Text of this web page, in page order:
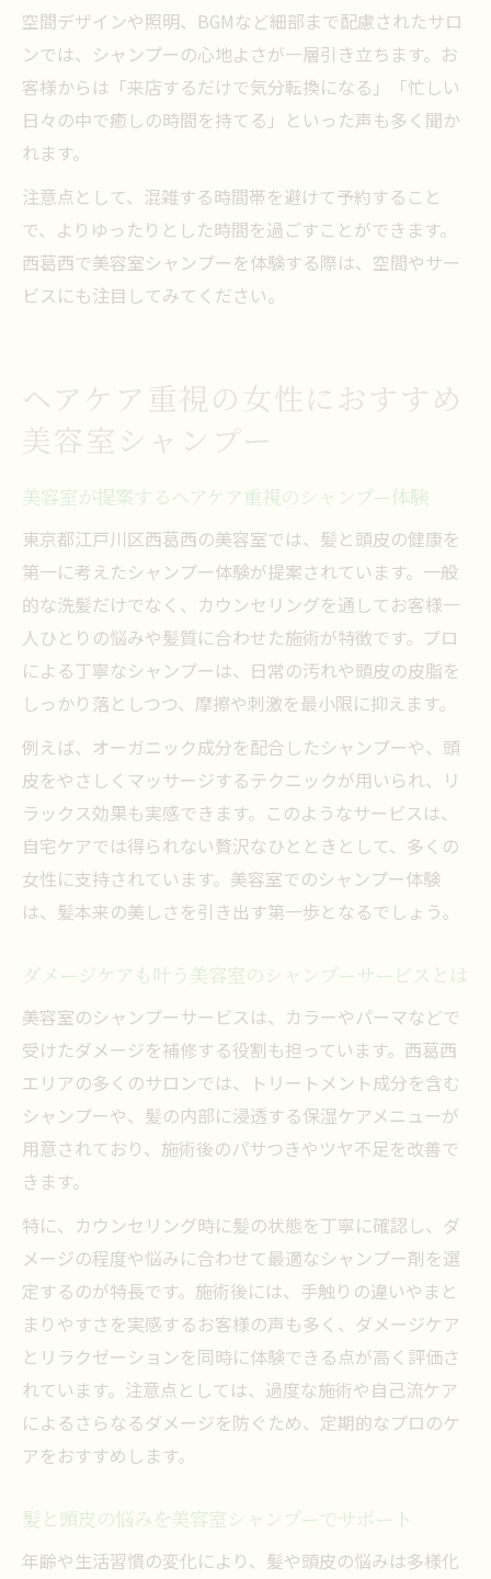
空間デザインや照明、BGMなど細部まで配慮されたサロ
ンでは、シャンプーの心地よさが一層引き立ちます。お
客様からは「来店するだけで気分転換になる」「忙しい
日々の中で癒しの時間を持てる」といった声も多く聞か
れます。
注意点として、混雑する時間帯を避けて予約すること
で、よりゆったりとした時間を過ごすことができます。
西葛西で美容室シャンプーを体験する際は、空間やサー
ビスにも注目してみてください。
ヘアケア重視の女性におすすめ
美容室シャンプー
美容室が提案するヘアケア重視のシャンプー体験
東京都江戸川区西葛西の美容室では、髪と頭皮の健康を
第一に考えたシャンプー体験が提案されています。一般
的な洗髪だけでなく、カウンセリングを通してお客様一
人ひとりの悩みや髪質に合わせた施術が特徴です。プロ
による丁寧なシャンプーは、日常の汚れや頭皮の皮脂を
しっかり落としつつ、摩擦や刺激を最小限に抑えます。
例えば、オーガニック成分を配合したシャンプーや、頭
皮をやさしくマッサージするテクニックが用いられ、リ
ラックス効果も実感できます。このようなサービスは、
自宅ケアでは得られない贅沢なひとときとして、多くの
女性に支持されています。美容室でのシャンプー体験
は、髪本来の美しさを引き出す第一歩となるでしょう。
ダメージケアも叶う美容室のシャンプーサービスとは
美容室のシャンプーサービスは、カラーやパーマなどで
受けたダメージを補修する役割も担っています。西葛西
エリアの多くのサロンでは、トリートメント成分を含む
シャンプーや、髪の内部に浸透する保湿ケアメニューが
用意されており、施術後のパサつきやツヤ不足を改善で
きます。
特に、カウンセリング時に髪の状態を丁寧に確認し、ダ
メージの程度や悩みに合わせて最適なシャンプー剤を選
定するのが特長です。施術後には、手触りの違いやまと
まりやすさを実感するお客様の声も多く、ダメージケア
とリラクゼーションを同時に体験できる点が高く評価さ
れています。注意点としては、過度な施術や自己流ケア
によるさらなるダメージを防ぐため、定期的なプロのケ
アをおすすめします。
髪と頭皮の悩みを美容室シャンプーでサポート
年齢や生活習慣の変化により、髪や頭皮の悩みは多様化